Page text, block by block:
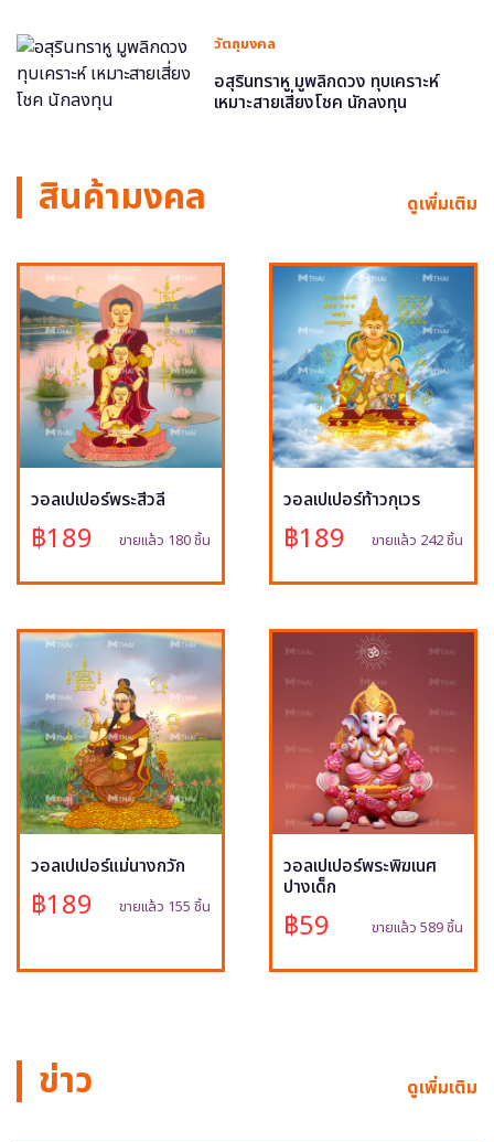
วัตถุมงคล
อสุรินทราหู มูพลิกดวง ทุบเคราะห์
เหมาะสายเสี่ยงโชค นักลงทุน
สินค้ามงคล ดูเพิ่มเติม
วอลเปเปอร์พระสีวลี
฿189 ขายแล้ว 180 ชิ้น
วอลเปเปอร์ท้าวกุเวร
฿189 ขายแล้ว 242 ชิ้น
วอลเปเปอร์แม่นางกวัก
฿189 ขายแล้ว 155 ชิ้น
วอลเปเปอร์พระพิฆเนศ
ปางเด็ก
฿59 ขายแล้ว 589 ชิ้น
ข่าว ดูเพิ่มเติม